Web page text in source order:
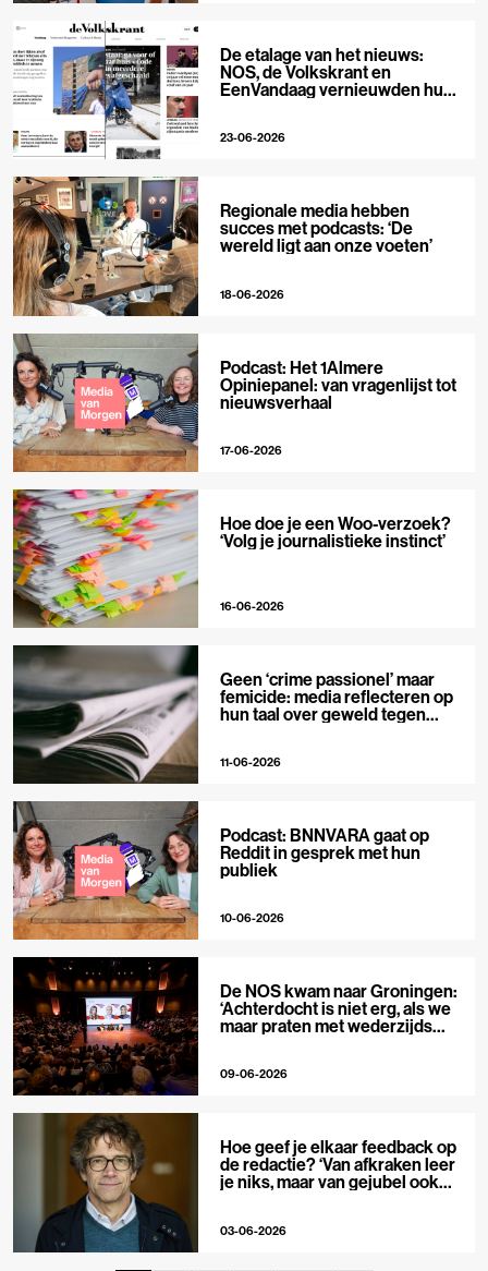
De etalage van het nieuws:
NOS, de Volkskrant en
EenVandaag vernieuwden hun
23-06-2026
Regionale media hebben
succes met podcasts: ‘De
wereld ligt aan onze voeten’
18-06-2026
Podcast: Het 1Almere
Opiniepanel: van vragenlijst tot
nieuwsverhaal
17-06-2026
Hoe doe je een Woo-verzoek?
‘Volg je journalistieke instinct’
16-06-2026
Geen ‘crime passionel’ maar
femicide: media reflecteren op
hun taal over geweld tegen
11-06-2026
Podcast: BNNVARA gaat op
Reddit in gesprek met hun
publiek
10-06-2026
De NOS kwam naar Groningen:
‘Achterdocht is niet erg, als we
maar praten met wederzijds
09-06-2026
Hoe geef je elkaar feedback op
de redactie? ‘Van afkraken leer
je niks, maar van gejubel ook
03-06-2026